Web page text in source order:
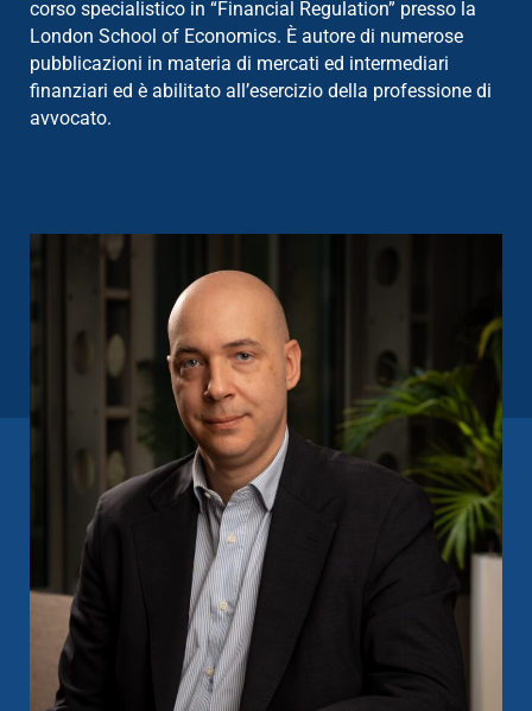
corso specialistico in “Financial Regulation” presso la
London School of Economics. È autore di numerose
pubblicazioni in materia di mercati ed intermediari
finanziari ed è abilitato all’esercizio della professione di
avvocato.